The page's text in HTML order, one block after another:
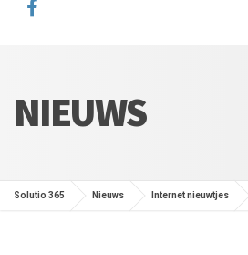
NIEUWS
Solutio 365 Nieuws Internet nieuwtjes